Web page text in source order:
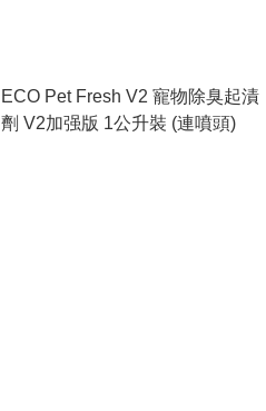
ECO Pet Fresh V2 寵物除臭起漬
劑 V2加强版 1公升裝 (連噴頭)